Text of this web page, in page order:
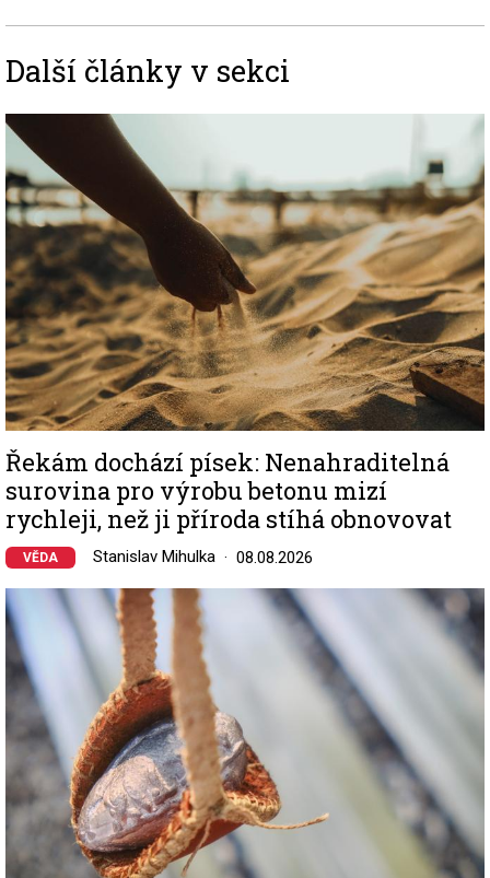
Další články v sekci
Image
Řekám dochází písek: Nenahraditelná
surovina pro výrobu betonu mizí
rychleji, než ji příroda stíhá obnovovat
VĚDA Stanislav Mihulka 08.08.2026
Image